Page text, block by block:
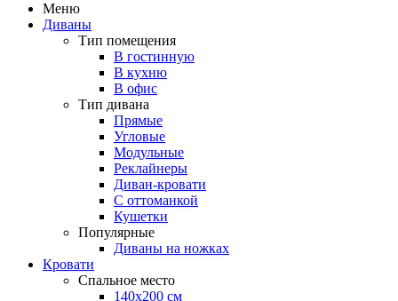
Меню
Диваны
Тип помещения
В гостинную
В кухню
В офис
Тип дивана
Прямые
Угловые
Модульные
Реклайнеры
Диван-кровати
С оттоманкой
Кушетки
Популярные
Диваны на ножках
Кровати
Спальное место
140х200 см